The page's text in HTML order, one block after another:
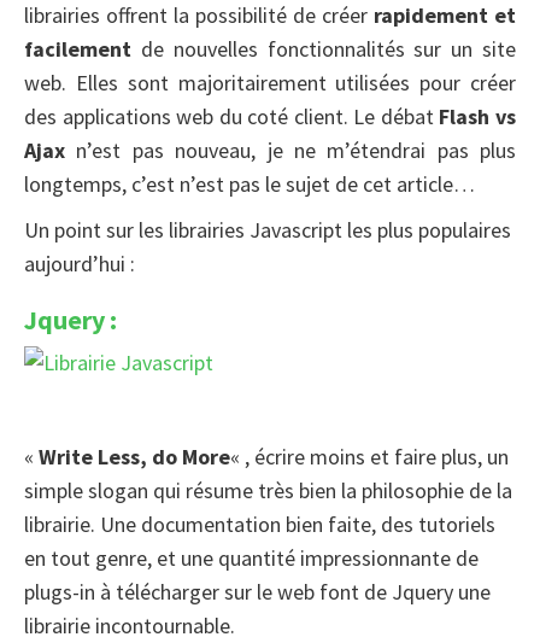
librairies offrent la possibilité de créer rapidement et
facilement de nouvelles fonctionnalités sur un site
web. Elles sont majoritairement utilisées pour créer
des applications web du coté client. Le débatFlash vs
Ajax n’est pas nouveau, je ne m’étendrai pas plus
longtemps, c’est n’est pas le sujet de cet article…
Un point sur les librairies Javascript les plus populaires
aujourd’hui :
Jquery :
« Write Less, do More« , écrire moins et faire plus, un
simple slogan qui résume très bien la philosophie de la
librairie. Une documentation bien faite, des tutoriels
en tout genre, et une quantité impressionnante de
plugs-in à télécharger sur le web font de Jquery une
librairie incontournable.